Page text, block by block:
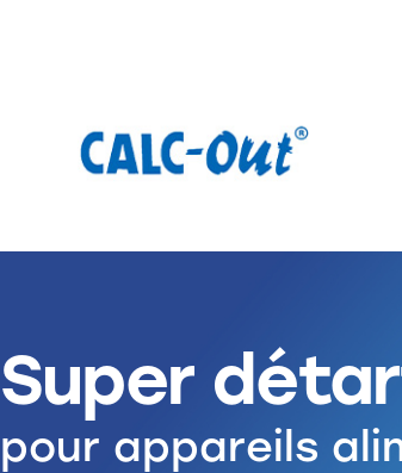
Super
pour appareils